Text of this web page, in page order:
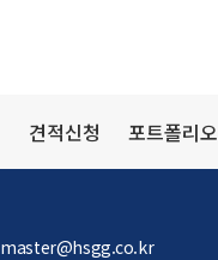
견적신청 포트폴리오
master@hsgg.co.kr